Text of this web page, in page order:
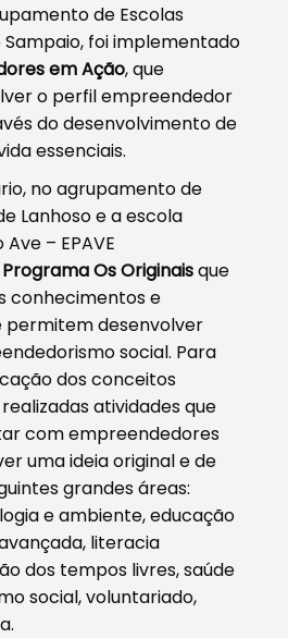
de Escolas
foi implementado
em Ação, que
o perfil empreendedor
do desenvolvimento de
essenciais.
no agrupamento de
Lanhoso e a escola
– EPAVE
Programa Os Originaisque
conhecimentos e
permitem desenvolver
social. Para
dos conceitos
atividades que
com empreendedores
uma ideia original e de
grandes áreas:
e ambiente, educação
literacia
dos tempos livres, saúde
social, voluntariado,